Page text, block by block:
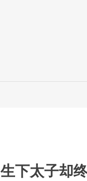
生下太子却